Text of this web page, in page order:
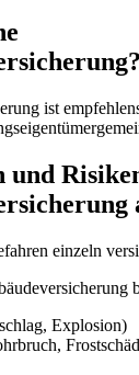
ist
und
einzeln
Explosion)